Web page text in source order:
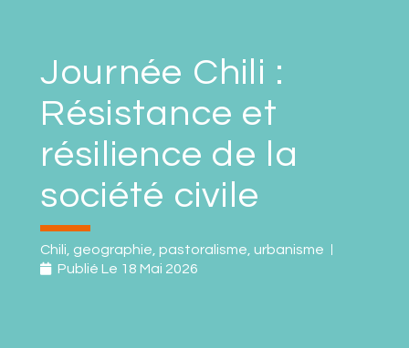
Journée Chili :
Résistance et
résilience de la
société civile
Chili geographie ,pastoralisme ,urbanisme
Publié Le 18 Mai 2026